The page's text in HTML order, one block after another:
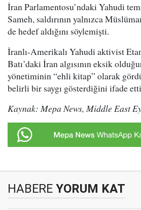
İran Parlamentosu’ndaki Yahudi
Sameh, saldırının yalnızca
de hedef aldığını söylemişti.
İranlı-Amerikalı Yahudi aktivist
Batı’daki İran algısının eksik
yönetiminin “ehli kitap” olarak
belirli bir saygı gösterdiğini ifade
Kaynak: Mepa News, Middle East
HABERE YORUM KAT